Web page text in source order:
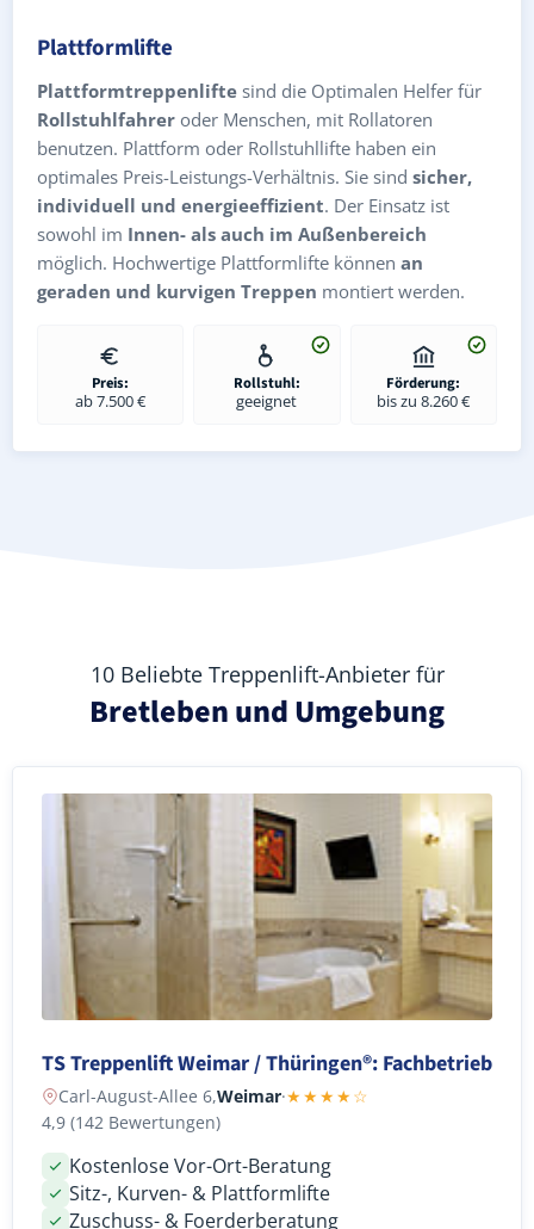
Plattformlifte
Plattformtreppenlifte sind die Optimalen Helfer für
Rollstuhlfahrer oder Menschen, mit Rollatoren
benutzen. Plattform oder Rollstuhllifte haben ein
optimales Preis-Leistungs-Verhältnis. Sie sind sicher,
individuell und energieeffizient. Der Einsatz ist
sowohl im Innen- als auch im Außenbereich
möglich. Hochwertige Plattformlifte können an
geraden und kurvigen Treppen montiert werden.
Preis:
ab 7.500 €
Rollstuhl:
geeignet
Förderung:
bis zu 8.260 €
10 Beliebte Treppenlift-Anbieter für
Bretleben und Umgebung
TS Treppenlift Weimar / Thüringen®: Fachbetrieb
Carl-August-Allee 6,Weimar·★★★★☆
4,9 (142 Bewertungen)
Kostenlose Vor-Ort-Beratung
Sitz-, Kurven- & Plattformlifte
Zuschuss- & Foerderberatung